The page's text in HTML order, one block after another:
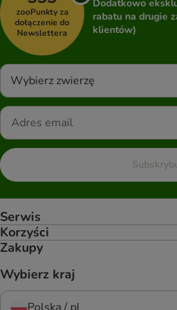
zooPunkty za
dołączenie do
Newslettera
Dodatkowo
rabatu na drugie
klientów)
Wybierz zwierzę
Serwis
Korzyści
Zakupy
Wybierz kraj